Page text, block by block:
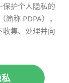
护个人隐私的
称 PDPA），
集、处理并向